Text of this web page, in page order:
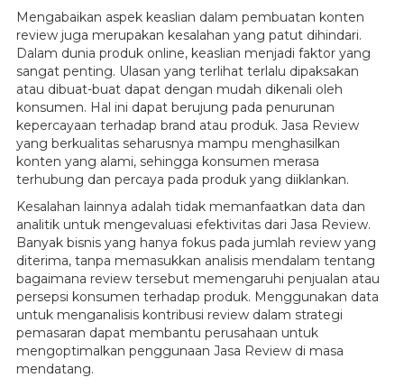
Mengabaikan aspek keaslian dalam pembuatan konten
review juga merupakan kesalahan yang patut dihindari.
Dalam dunia produk online, keaslian menjadi faktor yang
sangat penting. Ulasan yang terlihat terlalu dipaksakan
atau dibuat-buat dapat dengan mudah dikenali oleh
konsumen. Hal ini dapat berujung pada penurunan
kepercayaan terhadap brand atau produk. Jasa Review
yang berkualitas seharusnya mampu menghasilkan
konten yang alami, sehingga konsumen merasa
terhubung dan percaya pada produk yang diiklankan.
Kesalahan lainnya adalah tidak memanfaatkan data dan
analitik untuk mengevaluasi efektivitas dari Jasa Review.
Banyak bisnis yang hanya fokus pada jumlah review yang
diterima, tanpa memasukkan analisis mendalam tentang
bagaimana review tersebut memengaruhi penjualan atau
persepsi konsumen terhadap produk. Menggunakan data
untuk menganalisis kontribusi review dalam strategi
pemasaran dapat membantu perusahaan untuk
mengoptimalkan penggunaan Jasa Review di masa
mendatang.